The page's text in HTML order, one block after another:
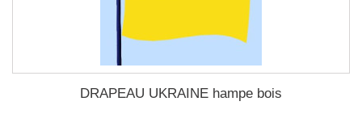
DRAPEAU UKRAINE hampe bois